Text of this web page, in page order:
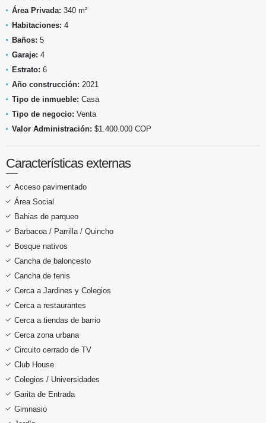
Área Privada: 340 m²
Habitaciones: 4
Baños: 5
Garaje: 4
Estrato: 6
Año construcción: 2021
Tipo de inmueble: Casa
Tipo de negocio: Venta
Valor Administración: $1.400.000 COP
Características externas
Acceso pavimentado
Área Social
Bahias de parqueo
Barbacoa / Parrilla / Quincho
Bosque nativos
Cancha de baloncesto
Cancha de tenis
Cerca a Jardines y Colegios
Cerca a restaurantes
Cerca a tiendas de barrio
Cerca zona urbana
Circuito cerrado de TV
Club House
Colegios / Universidades
Garita de Entrada
Gimnasio